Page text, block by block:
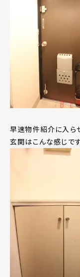
早速物件紹介に入ら
玄関はこんな感じで